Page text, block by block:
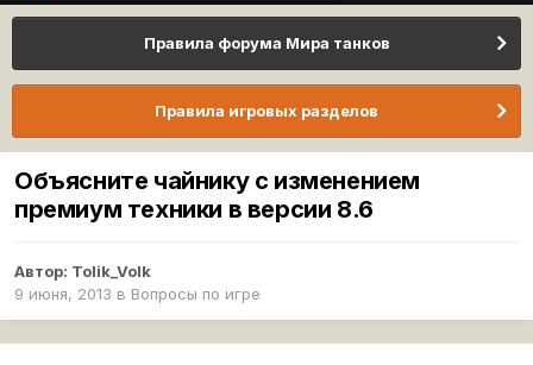
Правила форума Мира танков
Правила игровых разделов
Объясните чайнику с изменением
премиум техники в версии 8.6
Автор: Tolik_Volk
9 июня, 2013 в Вопросы по игре